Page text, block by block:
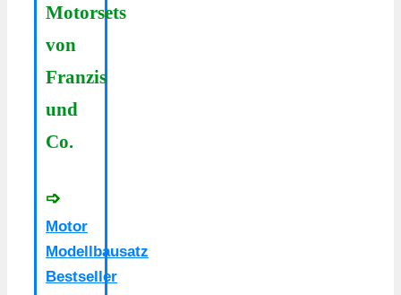
Motorsets
von
Franzis
und
Co.
➩
Motor
Modellbausatz
Bestseller